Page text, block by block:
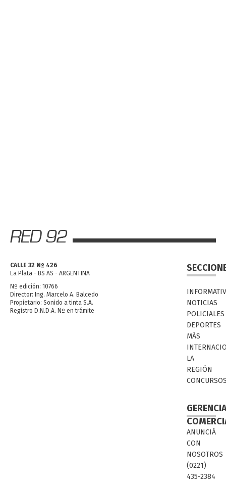
CALLE 32 Nº 426
La Plata - BS AS - ARGENTINA
Nº edición: 10766
Director: Ing. Marcelo A. Balcedo
Propietario: Sonido a tinta S.A.
Registro D.N.D.A. Nº en trámite
NOTICIAS
POLICIALES
DEPORTES
MÁS
LA
REGIÓN
ANUNCIÁ
CON
NOSOTROS
(0221)
435-2384